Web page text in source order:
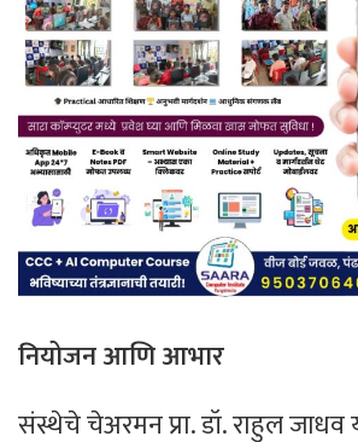
नियोजनआणिआभार
​संस्थेचे चेअरमन प्रा. डॉ. राहुल जाधव